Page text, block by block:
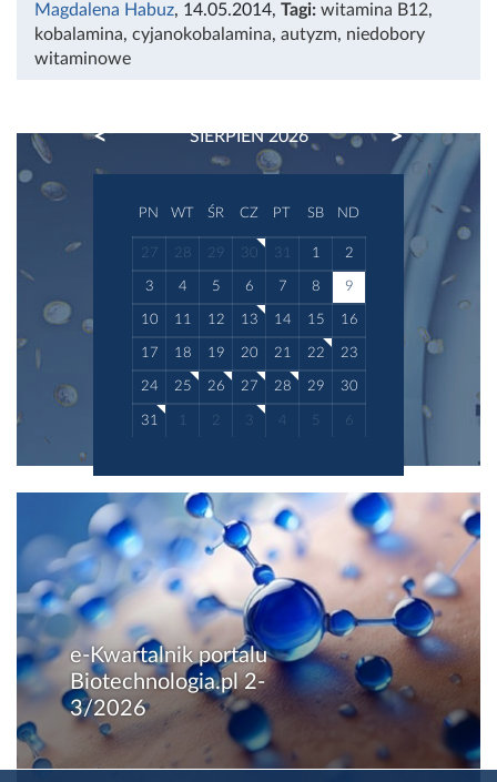
Magdalena Habuz, 14.05.2014, Tagi: witamina B12,
kobalamina, cyjanokobalamina, autyzm, niedobory
witaminowe
SIERPIEŃ 2026
PREVIOUS NEXT
PN WT ŚR CZ PT SB ND
27 28 29 30 31 1 2
3 4 5 6 7 8 9
10 11 12 13 14 15 16
17 18 19 20 21 22 23
24 25 26 27 28 29 30
31 1 2 3 4 5 6
e-Kwartalnik portalu
Biotechnologia.pl 2-
3/2026